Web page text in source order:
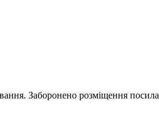
Заборонено розміщення